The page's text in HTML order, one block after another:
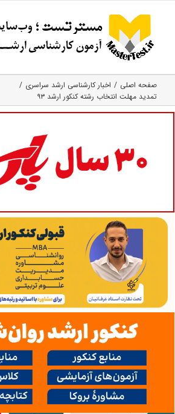
content
صفحه اصلی
اخبار کارشناسی ارشد سراسری
تمدید مهلت انتخاب رشته کنکور ارشد ۹۳